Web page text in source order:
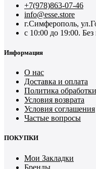
+7(978)863-07-46
info@esse.store
г.Симферополь,
с 10:00 до 19:00.
Информация
О нас
Доставка и оплата
Политика
Условия возврата
Условия соглашения
Частые вопросы
ПОКУПКИ
Мои Закладки
Бренды